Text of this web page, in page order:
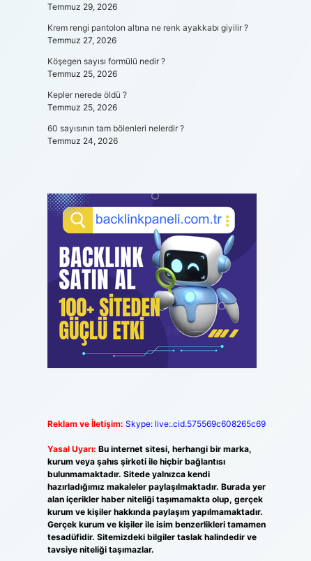
Temmuz 29, 2026
Krem rengi pantolon altına ne renk ayakkabı giyilir ?
Temmuz 27, 2026
Köşegen sayısı formülü nedir ?
Temmuz 25, 2026
Kepler nerede öldü ?
Temmuz 25, 2026
60 sayısının tam bölenleri nelerdir ?
Temmuz 24, 2026
Reklam ve İletişim: Skype: live:.cid.575569c608265c69
Yasal Uyarı: Bu internet sitesi, herhangi bir marka,
kurum veya şahıs şirketi ile hiçbir bağlantısı
bulunmamaktadır. Sitede yalnızca kendi
hazırladığımız makaleler paylaşılmaktadır. Burada yer
alan içerikler haber niteliği taşımamakta olup, gerçek
kurum ve kişiler hakkında paylaşım yapılmamaktadır.
Gerçek kurum ve kişiler ile isim benzerlikleri tamamen
tesadüfidir. Sitemizdeki bilgiler taslak halindedir ve
tavsiye niteliği taşımazlar.